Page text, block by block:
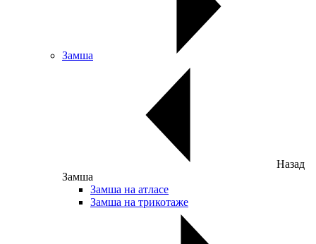
Замша
Назад
Замша
Замша на атласе
Замша на трикотаже